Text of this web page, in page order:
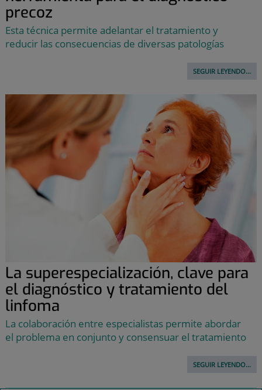
precoz
Esta técnica permite adelantar el tratamiento y
reducir las consecuencias de diversas patologías
SEGUIR LEYENDO...
La superespecialización, clave para
el diagnóstico y tratamiento del
linfoma
La colaboración entre especialistas permite abordar
el problema en conjunto y consensuar el tratamiento
SEGUIR LEYENDO...